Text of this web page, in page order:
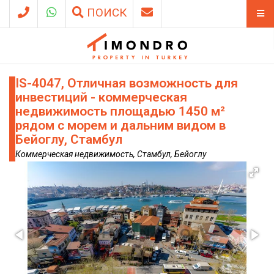
ПОИСК
IS-4047, Отличная возможность для
инвестиций - коммерческая
недвижимость площадью 1450 м²
рядом с морем и дальним видом в
Бейоглу, Стамбул
Коммерческая недвижимость, Стамбул, Бейоглу